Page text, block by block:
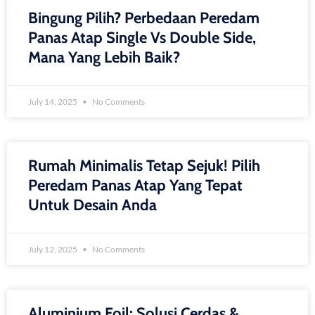
Bingung Pilih? Perbedaan Peredam
Panas Atap Single Vs Double Side,
Mana Yang Lebih Baik?
July 14, 2025 No Comments
Rumah Minimalis Tetap Sejuk! Pilih
Peredam Panas Atap Yang Tepat
Untuk Desain Anda
July 12, 2025 No Comments